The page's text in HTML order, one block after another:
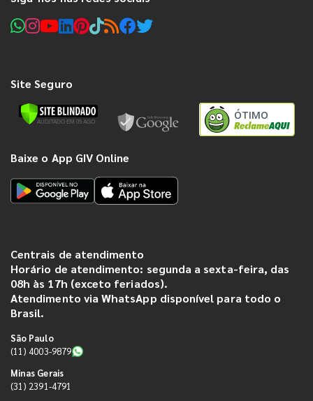
Site Seguro
ÓTIMO
Baixe o App GIV Online
Centrais de atendimento
Horário de atendimento: segunda a sexta-feira, das
08h às 17h (exceto feriados).
Atendimento via WhatsApp disponível para todo o
Brasil.
São Paulo
(11) 4003-9879
Minas Gerais
(31) 2391-4791